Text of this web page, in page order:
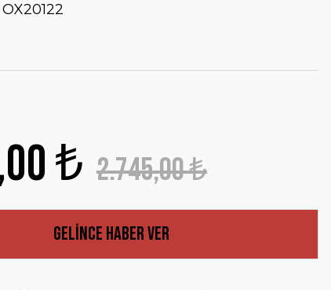
OX20122
₺ 2.745,00 ₺
Gelince Haber Ver